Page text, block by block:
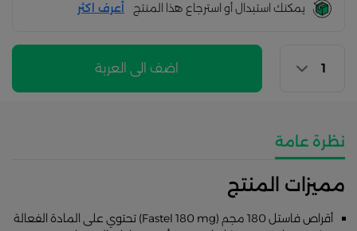
يمكنك استبدال أو استرجاع هذا المنتج أعرف اكثر
اضف الى العربة
نظرة عامة
مميزات المنتج
أقراص فاستل 180 مجم (Fastel 180 mg) تحتوي على المادة الفعالة